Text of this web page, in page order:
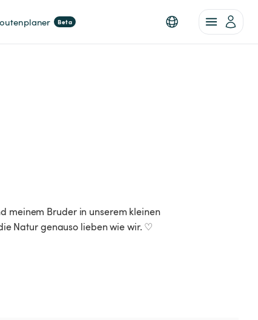
Beta
meinem Bruder in unserem kleinen
Natur genauso lieben wie wir. ♡